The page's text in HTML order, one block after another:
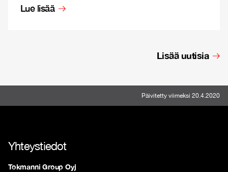
Lue lisää
Lisää uutisia
Päivitetty viimeksi 20.4.2020
Yhteystiedot
Tokmanni Group Oyj